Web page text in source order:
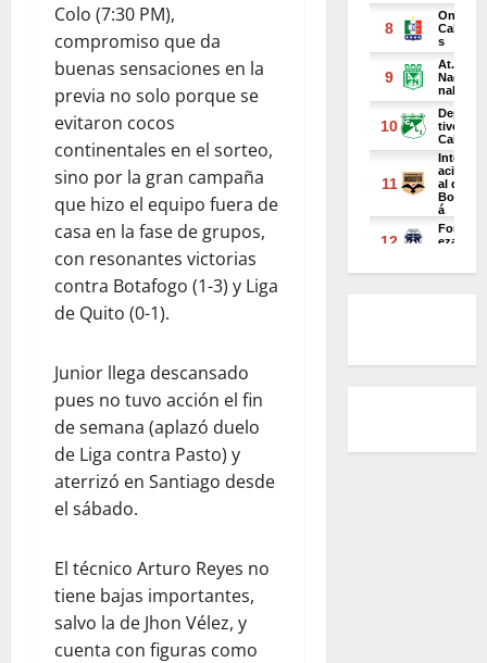
Colo (7:30 PM),
compromiso que da
buenas sensaciones en la
previa no solo porque se
evitaron cocos
continentales en el sorteo,
sino por la gran campaña
que hizo el equipo fuera de
casa en la fase de grupos,
con resonantes victorias
contra Botafogo (1-3) y Liga
de Quito (0-1).
Junior llega descansado
pues no tuvo acción el fin
de semana (aplazó duelo
de Liga contra Pasto) y
aterrizó en Santiago desde
el sábado.
El técnico Arturo Reyes no
tiene bajas importantes,
salvo la de Jhon Vélez, y
cuenta con figuras como